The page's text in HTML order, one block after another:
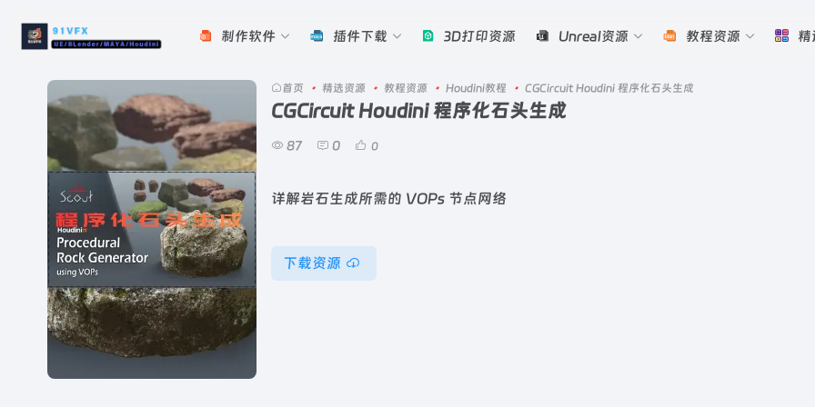
制作软件 插件下载 3D打印资源 Unreal资源 教程资源 精
首页 • 精选资源 • 教程资源 • Houdini教程 • CGCircuit Houdini 程序化石头生成
CGCircuit Houdini 程序化石头生成
87 0 0
详解岩石生成所需的 VOPs 节点网络
下载资源